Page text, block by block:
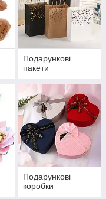
Подарункові
пакети
Подарункові
коробки